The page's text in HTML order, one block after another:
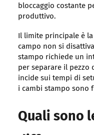
bloccaggio costante
produttivo.
Il limite principale è
campo non si
stampo richiede un
per separare il pezzo
incide sui tempi di
i cambi stampo sono
Quali sono